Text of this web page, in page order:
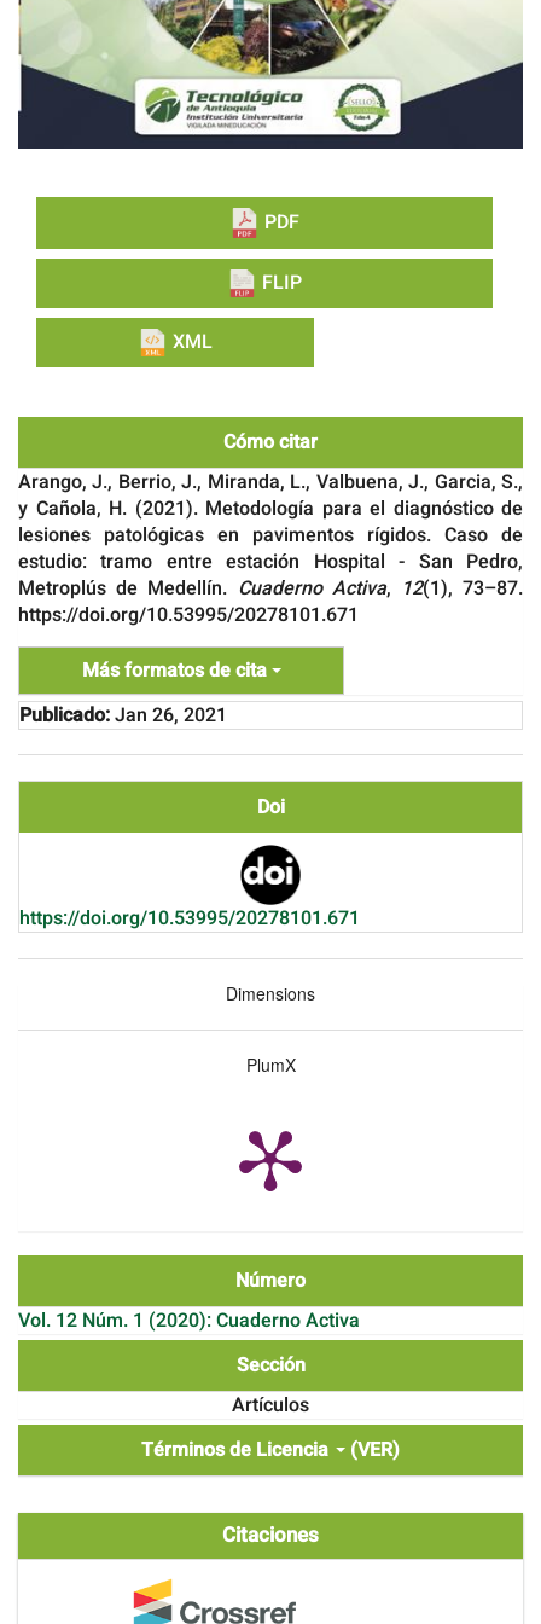
PDF
FLIP
XML
Cómo citar
Arango, J., Berrio, J., Miranda, L., Valbuena, J., Garcia, S.,
y Cañola, H. (2021). Metodología para el diagnóstico de
lesiones patológicas en pavimentos rígidos. Caso de
estudio: tramo entre estación Hospital - San Pedro,
Metroplús de Medellín. Cuaderno Activa, 12(1), 73–87.
https://doi.org/10.53995/20278101.671
Más formatos de cita
Publicado:Jan 26, 2021
Doi
https://doi.org/10.53995/20278101.671
Dimensions
PlumX
Número
Vol. 12 Núm. 1 (2020): Cuaderno Activa
Sección
Artículos
Términos de Licencia
(VER)
Citaciones